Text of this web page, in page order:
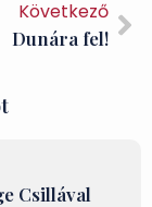
Következő
Dunára fel!
Csillával